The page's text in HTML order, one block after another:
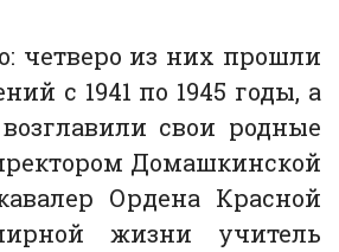
четверо из них прошли
с 1941 по 1945 годы, а
свои родные
Домашкинской
Ордена Красной
жизни учитель